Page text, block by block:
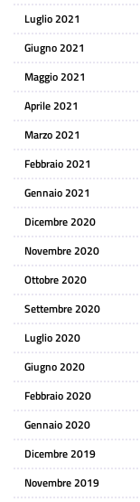
Luglio 2021
Giugno 2021
Maggio 2021
Aprile 2021
Marzo 2021
Febbraio 2021
Gennaio 2021
Dicembre 2020
Novembre 2020
Ottobre 2020
Settembre 2020
Luglio 2020
Giugno 2020
Febbraio 2020
Gennaio 2020
Dicembre 2019
Novembre 2019